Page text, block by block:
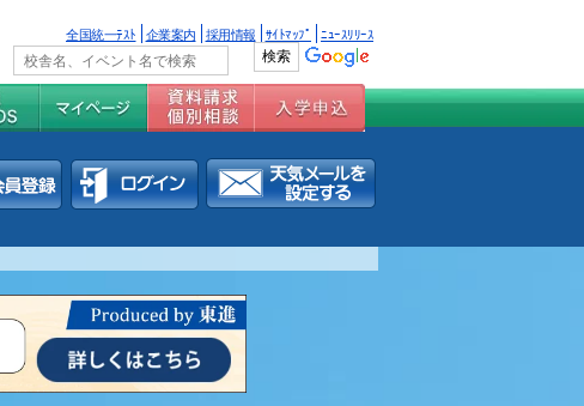
全国統一ﾃｽﾄ 企業案内 採用情報 ｻｲﾄﾏｯﾌﾟ ﾆｭｰｽﾘﾘｰｽ